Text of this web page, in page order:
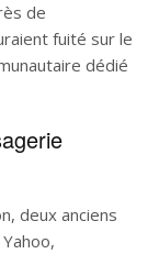
de
fuité sur le
dédié
deux anciens